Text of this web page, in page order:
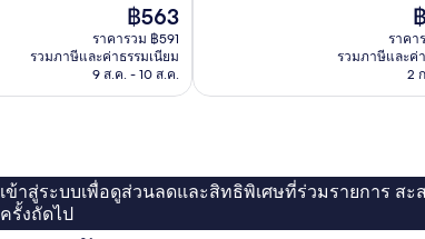
ราคา
ปัจจุบัน
คือ
฿563
฿563
ราคารวม ฿591
รวมภาษีและค่าธรรมเนียม
9 ส.ค. - 10 ส.ค.
คื
฿
ราคา
รวมภาษีและค่
2
เข้าสู่ระบบเพื่อดูส่วนลดและสิทธิพิเศษที่ร่วมรายการ สะ
ครั้งถัดไป